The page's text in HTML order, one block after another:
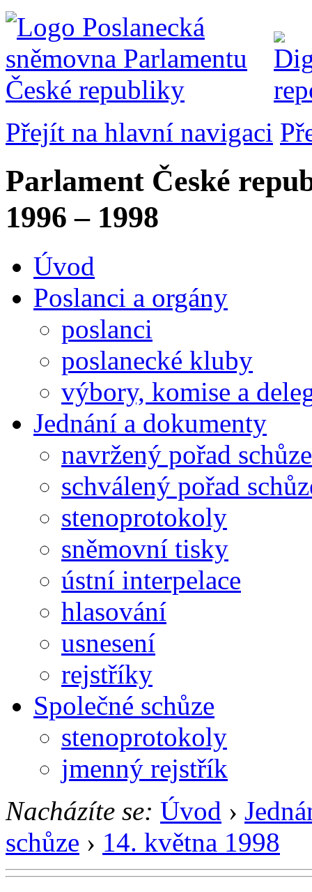
Přejít na hlavní navigaci
Parlament České
1996 – 1998
Úvod
Poslanci a orgány
poslanci
poslanecké kluby
výbory, komise a
Jednání a dokumenty
navržený pořad schůze
schválený pořad
stenoprotokoly
sněmovní tisky
ústní interpelace
hlasování
usnesení
rejstříky
Společné schůze
stenoprotokoly
jmenný rejstřík
Nacházíte se: Úvod ›
schůze › 14. května 1998